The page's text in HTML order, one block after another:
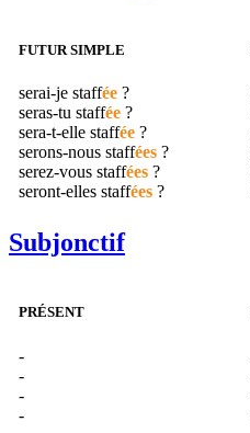
FUTUR SIMPLE
serai-je staffée ?
seras-tu staffée ?
sera-t-elle staffée ?
serons-nous staffées ?
serez-vous staffées ?
seront-elles staffées ?
Subjonctif
PRÉSENT
-
-
-
-